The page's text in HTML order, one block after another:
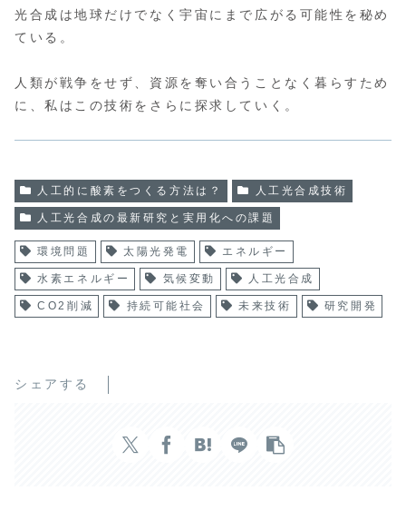
光合成は地球だけでなく宇宙にまで広がる可能性を秘め
ている。
人類が戦争をせず、資源を奪い合うことなく暮らすため
に、私はこの技術をさらに探求していく。
人工的に酸素をつくる方法は？ 人工光合成技術
人工光合成の最新研究と実用化への課題
環境問題 太陽光発電 エネルギー
水素エネルギー 気候変動 人工光合成
CO2削減 持続可能社会 未来技術 研究開発
シェアする